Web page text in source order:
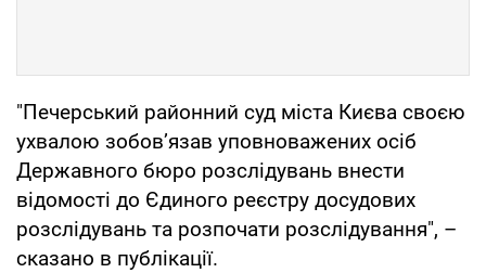
"Печерський районний суд міста Києва своєю
ухвалою зобов’язав уповноважених осіб
Державного бюро розслідувань внести
відомості до Єдиного реєстру досудових
розслідувань та розпочати розслідування", –
сказано в публікації.